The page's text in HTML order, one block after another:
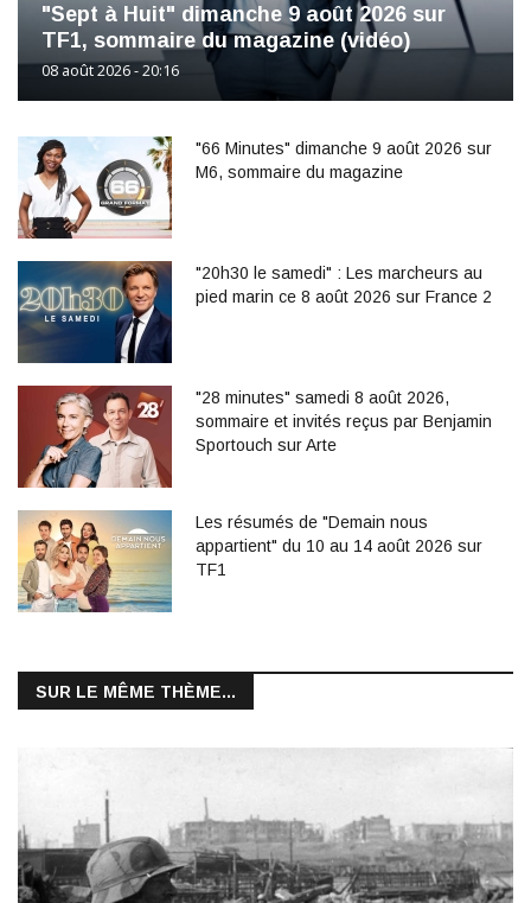
"Sept à Huit" dimanche 9 août 2026 sur
TF1, sommaire du magazine (vidéo)
08 août 2026 - 20:16
"66 Minutes" dimanche 9 août 2026 sur
M6, sommaire du magazine
"20h30 le samedi" : Les marcheurs au
pied marin ce 8 août 2026 sur France 2
"28 minutes" samedi 8 août 2026,
sommaire et invités reçus par Benjamin
Sportouch sur Arte
Les résumés de "Demain nous
appartient" du 10 au 14 août 2026 sur
TF1
SUR LE MÊME THÈME...